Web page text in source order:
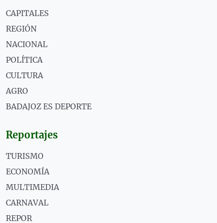
CAPITALES
REGIÓN
NACIONAL
POLÍTICA
CULTURA
AGRO
BADAJOZ ES DEPORTE
Reportajes
TURISMO
ECONOMÍA
MULTIMEDIA
CARNAVAL
REPOR